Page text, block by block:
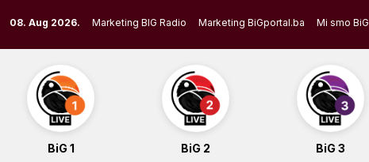
to
content
08. Aug 2026. Marketing BIG Radio Marketing BiGportal.ba Mi smo BiG
BiG 1 BiG 2 BiG 3